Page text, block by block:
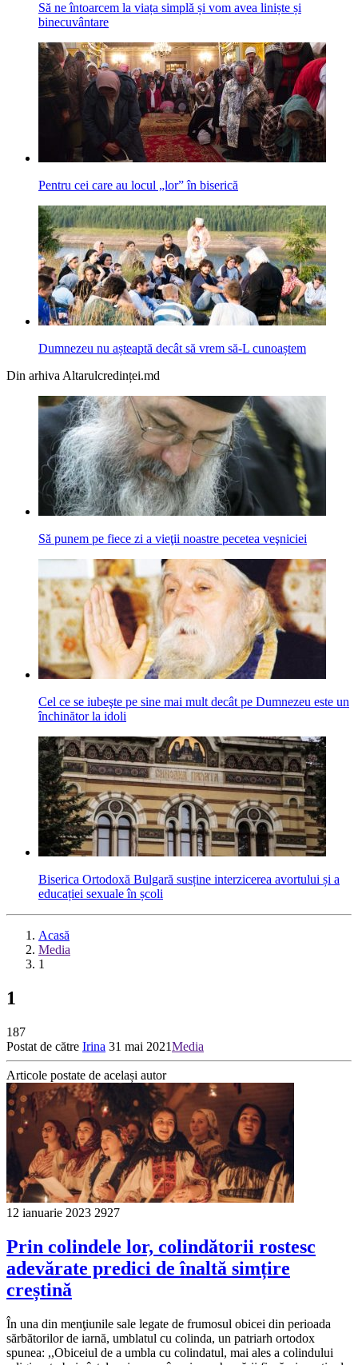
Să ne întoarcem la viața simplă și vom avea liniște și
binecuvântare
Pentru cei care au locul „lor” în biserică
Dumnezeu nu așteaptă decât să vrem să-L cunoaștem
Din arhiva Altarulcredinței.md
Să punem pe fiece zi a vieţii noastre pecetea veşniciei
Cel ce se iubeşte pe sine mai mult decât pe Dumnezeu este un
închinător la idoli
Biserica Ortodoxă Bulgară susține interzicerea avortului și a
educației sexuale în școli
Acasă
Media
1
1
187
Postat de către Irina 31 mai 2021Media
Articole postate de același autor
12 ianuarie 2023 2927
Prin colindele lor, colindătorii rostesc
adevărate predici de înaltă simțire
creștină
În una din menţiunile sale legate de frumosul obicei din perioada
sărbătorilor de iarnă, umblatul cu colinda, un patriarh ortodox
spunea: ,,Obiceiul de a umbla cu colindatul, mai ales a colindului